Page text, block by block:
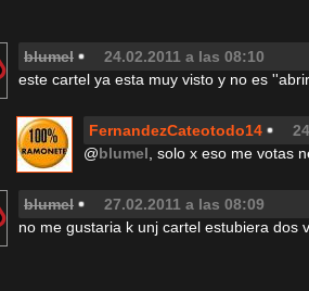
blumel
24.02.2011 a las 08:10
este cartel ya esta muy visto y no es
FernandezCateotodo14
@blumel , solo x eso me votas
blumel
27.02.2011 a las 08:09
no me gustaria k unj cartel estubiera dos